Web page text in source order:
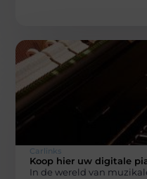
Carlinks
Koop hier uw digitale
In de wereld van